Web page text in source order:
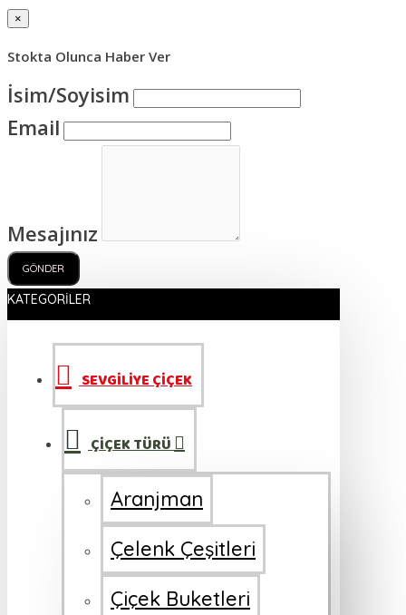
×
Stokta Olunca Haber Ver
İsim/Soyisim
Email
Mesajınız
GÖNDER
KATEGORILER
SEVGİLİYE ÇİÇEK
ÇİÇEK TÜRÜ
Aranjman
Çelenk Çeşitleri
Çiçek Buketleri